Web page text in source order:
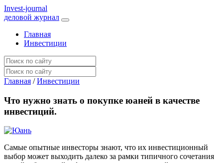
Invest-journal
деловой журнал
Главная
Инвестиции
Главная / Инвестиции
Что нужно знать о покупке юаней в качестве
инвестиций.
Самые опытные инвесторы знают, что их инвестиционный
выбор может выходить далеко за рамки типичного сочетания